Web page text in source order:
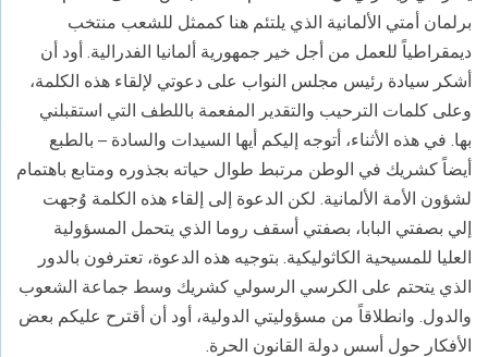
برلمان أمتي الألمانية الذي يلتئم هنا كممثل للشعب منتخب
ديمقراطياً للعمل من أجل خير جمهورية ألمانيا الفدرالية. أود أن
أشكر سيادة رئيس مجلس النواب على دعوتي لإلقاء هذه الكلمة،
وعلى كلمات الترحيب والتقدير المفعمة باللطف التي استقبلني
بها. في هذه الأثناء، أتوجه إليكم أيها السيدات والسادة – بالطبع
أيضاً كشريك في الوطن مرتبط طوال حياته بجذوره ومتابع باهتمام
لشؤون الأمة الألمانية. لكن الدعوة إلى إلقاء هذه الكلمة وُجهت
إلي بصفتي البابا، بصفتي أسقف روما الذي يتحمل المسؤولية
العليا للمسيحية الكاثوليكية. بتوجيه هذه الدعوة، تعترفون بالدور
الذي يتحتم على الكرسي الرسولي كشريك وسط جماعة الشعوب
والدول. وانطلاقاً من مسؤوليتي الدولية، أود أن أقترح عليكم بعض
الأفكار حول أسس دولة القانون الحرة.